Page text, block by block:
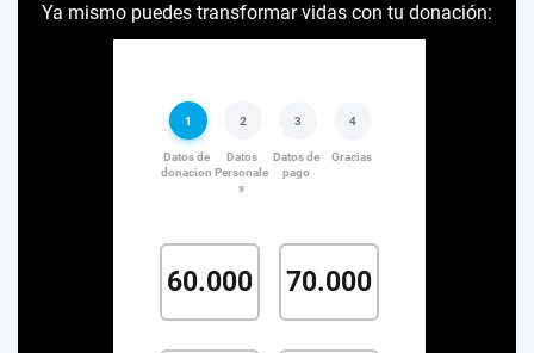
Ya mismo puedes transformar vidas con tu donación: